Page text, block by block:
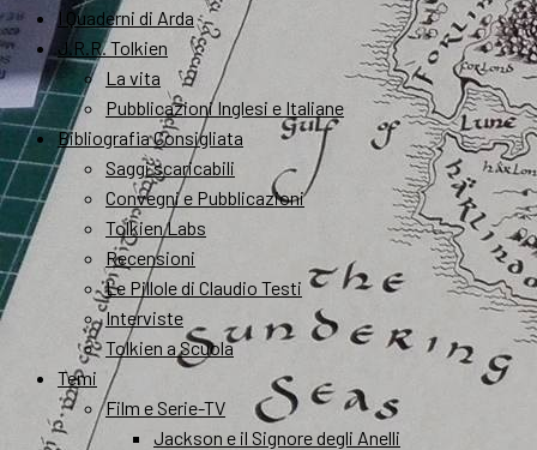
I Quaderni di Arda
J.R.R. Tolkien
La vita
Pubblicazioni Inglesi e Italiane
Bibliografia Consigliata
Saggi scaricabili
Convegni e Pubblicazioni
Tolkien Labs
Recensioni
Le Pillole di Claudio Testi
Interviste
Tolkien a Scuola
Temi
Film e Serie-TV
Jackson e il Signore degli Anelli